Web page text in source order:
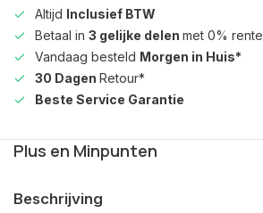
Altijd Inclusief BTW
Betaal in 3 gelijke delen met 0% rente
Vandaag besteld Morgen in Huis*
30 Dagen Retour*
Beste Service Garantie
Plus en Minpunten
Beschrijving